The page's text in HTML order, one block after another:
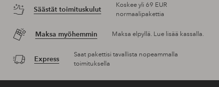
Säästät toimituskulut
Koskee yli 69 EUR
normaalipakettia
Maksa myöhemmin Maksa elpyllä. Lue lisää kassalla.
Express
Saat pakettisi tavallista nopeammalla
toimituksella